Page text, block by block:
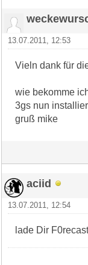
13.07.2011, 12:53
Vieln dank für
wie bekomme
3gs nun
gruß mike
aciid
13.07.2011, 12:54
lade Dir